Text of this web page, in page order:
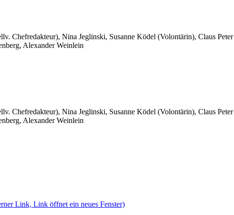
Chefredakteur), Nina Jeglinski, Susanne Ködel (Volontärin), Claus
Alexander Weinlein
Chefredakteur), Nina Jeglinski, Susanne Ködel (Volontärin), Claus
Alexander Weinlein
Link, Link öffnet ein neues Fenster)